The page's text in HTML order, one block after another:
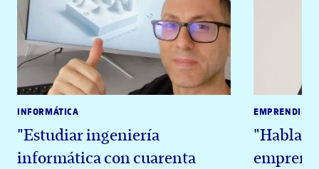
INFORMÁTICA
"Estudiar ingeniería
informática con cuarenta
"Hablar